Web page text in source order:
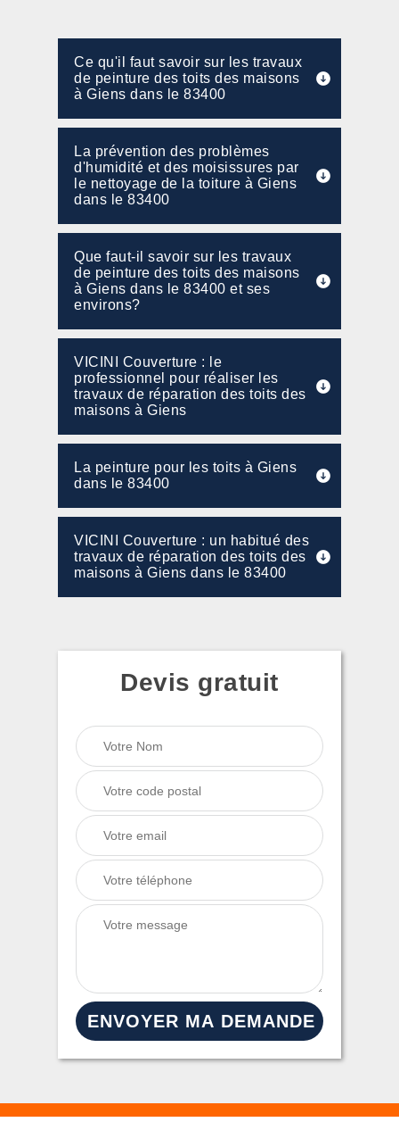
Ce qu'il faut savoir sur les travaux
de peinture des toits des maisons
à Giens dans le 83400
La prévention des problèmes
d'humidité et des moisissures par
le nettoyage de la toiture à Giens
dans le 83400
Que faut-il savoir sur les travaux
de peinture des toits des maisons
à Giens dans le 83400 et ses
environs?
VICINI Couverture : le
professionnel pour réaliser les
travaux de réparation des toits des
maisons à Giens
La peinture pour les toits à Giens
dans le 83400
VICINI Couverture : un habitué des
travaux de réparation des toits des
maisons à Giens dans le 83400
Devis gratuit